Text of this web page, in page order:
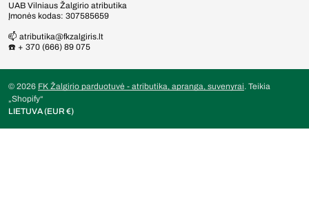
UAB Vilniaus Žalgirio atributika
Įmonės kodas: 307585659
📫 atributika@fkzalgiris.lt
☎️ + 370 (666) 89 075
© 2026 FK Žalgirio parduotuvė - atributika, apranga, suvenyrai. Teikia
„Shopify“
LIETUVA (EUR €)